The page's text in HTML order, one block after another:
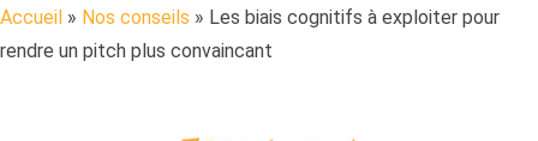
Accueil » Nos conseils » Les biais cognitifs à exploiter pour
rendre un pitch plus convaincant